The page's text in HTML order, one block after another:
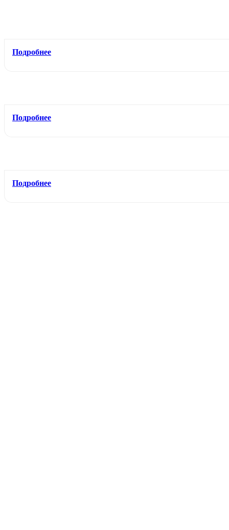
Подробнее
Подробнее
Подробнее